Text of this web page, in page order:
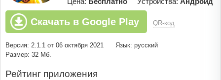
Скачать в Google Play QR-код
Версия: 2.1.1 от 06 октября 2021
Язык: русский
Размер: 32 Мб.
Рейтинг приложения